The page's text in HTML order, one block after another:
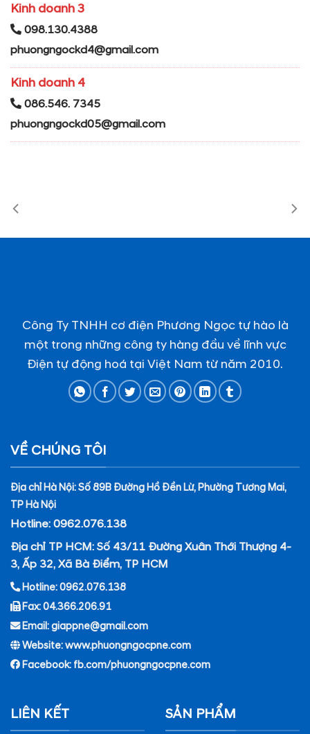
Kinh doanh 3
098.130.4388
phuongngockd4@gmail.com
Kinh doanh 4
086.546. 7345
phuongngockd05@gmail.com
Công Ty TNHH cơ điện Phương Ngọc tự hào là
một trong những công ty hàng đầu về lĩnh vực
Điện tự động hoá tại Việt Nam từ năm 2010.
VỀ CHÚNG TÔI
Địa chỉ Hà Nội: Số 89B Đường Hồ Đền Lừ, Phường Tương Mai,
TP Hà Nội
Hotline: 0962.076.138
Địa chỉ TP HCM: Số 43/11 Đường Xuân Thới Thượng 4-
3, Ấp 32, Xã Bà Điểm, TP HCM
Hotline: 0962.076.138
Fax: 04.366.206.91
Email: giappne@gmail.com
Website: www.phuongngocpne.com
Facebook: fb.com/phuongngocpne.com
LIÊN KẾT SẢN PHẨM